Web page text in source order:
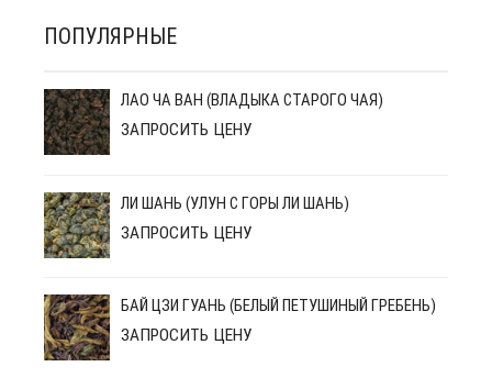
ПОПУЛЯРНЫЕ
ЛАО ЧА ВАН (ВЛАДЫКА СТАРОГО ЧАЯ)
ЗАПРОСИТЬ ЦЕНУ
ЛИ ШАНЬ (УЛУН С ГОРЫ ЛИ ШАНЬ)
ЗАПРОСИТЬ ЦЕНУ
БАЙ ЦЗИ ГУАНЬ (БЕЛЫЙ ПЕТУШИНЫЙ ГРЕБЕНЬ)
ЗАПРОСИТЬ ЦЕНУ